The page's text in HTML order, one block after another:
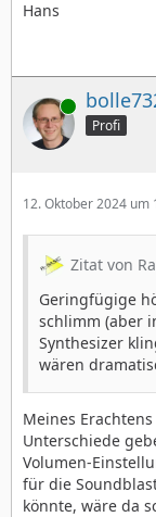
Hans
Online
Profi
12. Oktober 2024 um
Zitat von
Geringfügige
schlimm (aber
Synthesizer
wären
Meines
Unterschiede
Volumen-
für die
könnte, wäre da